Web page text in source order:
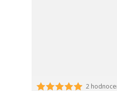
2